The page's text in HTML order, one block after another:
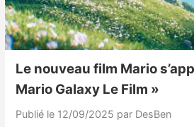
Le nouveau film Mario
Mario Galaxy Le Film »
Publié le 12/09/2025 par DesBen